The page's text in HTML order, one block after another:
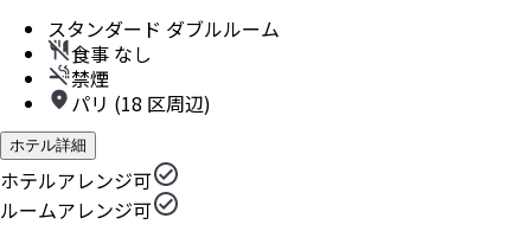
スタンダード ダブルルーム
食事 なし
禁煙
パリ (18 区周辺)
ホテル詳細
ホテルアレンジ可
ルームアレンジ可